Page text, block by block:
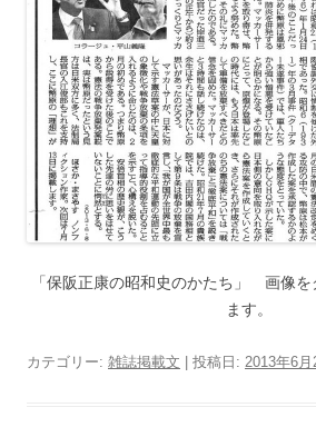
「保阪正康の昭和史のかたち」 画像を
ます。
カテゴリー: 雑誌掲載文 | 投稿日: 2013年6月